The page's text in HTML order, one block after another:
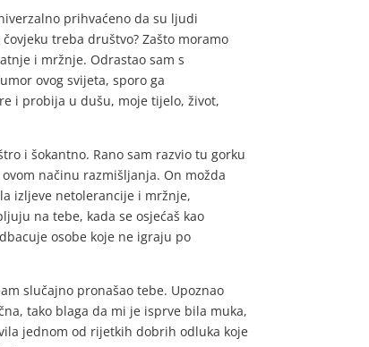
prihvaćeno da su ljudi
treba društvo? Zašto moramo
i mržnje. Odrastao sam s
ovog svijeta, sporo ga
i probija u dušu, moje tijelo, život,
i šokantno. Rano sam razvio tu gorku
načinu razmišljanja. On možda
izljeve netolerancije i mržnje,
na tebe, kada se osjećaš kao
osobe koje ne igraju po
slučajno pronašao tebe. Upoznao
tako blaga da mi je isprve bila muka,
jednom od rijetkih dobrih odluka koje